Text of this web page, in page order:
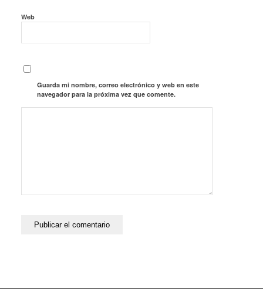
Web
Guarda mi nombre, correo electrónico y web en este
navegador para la próxima vez que comente.